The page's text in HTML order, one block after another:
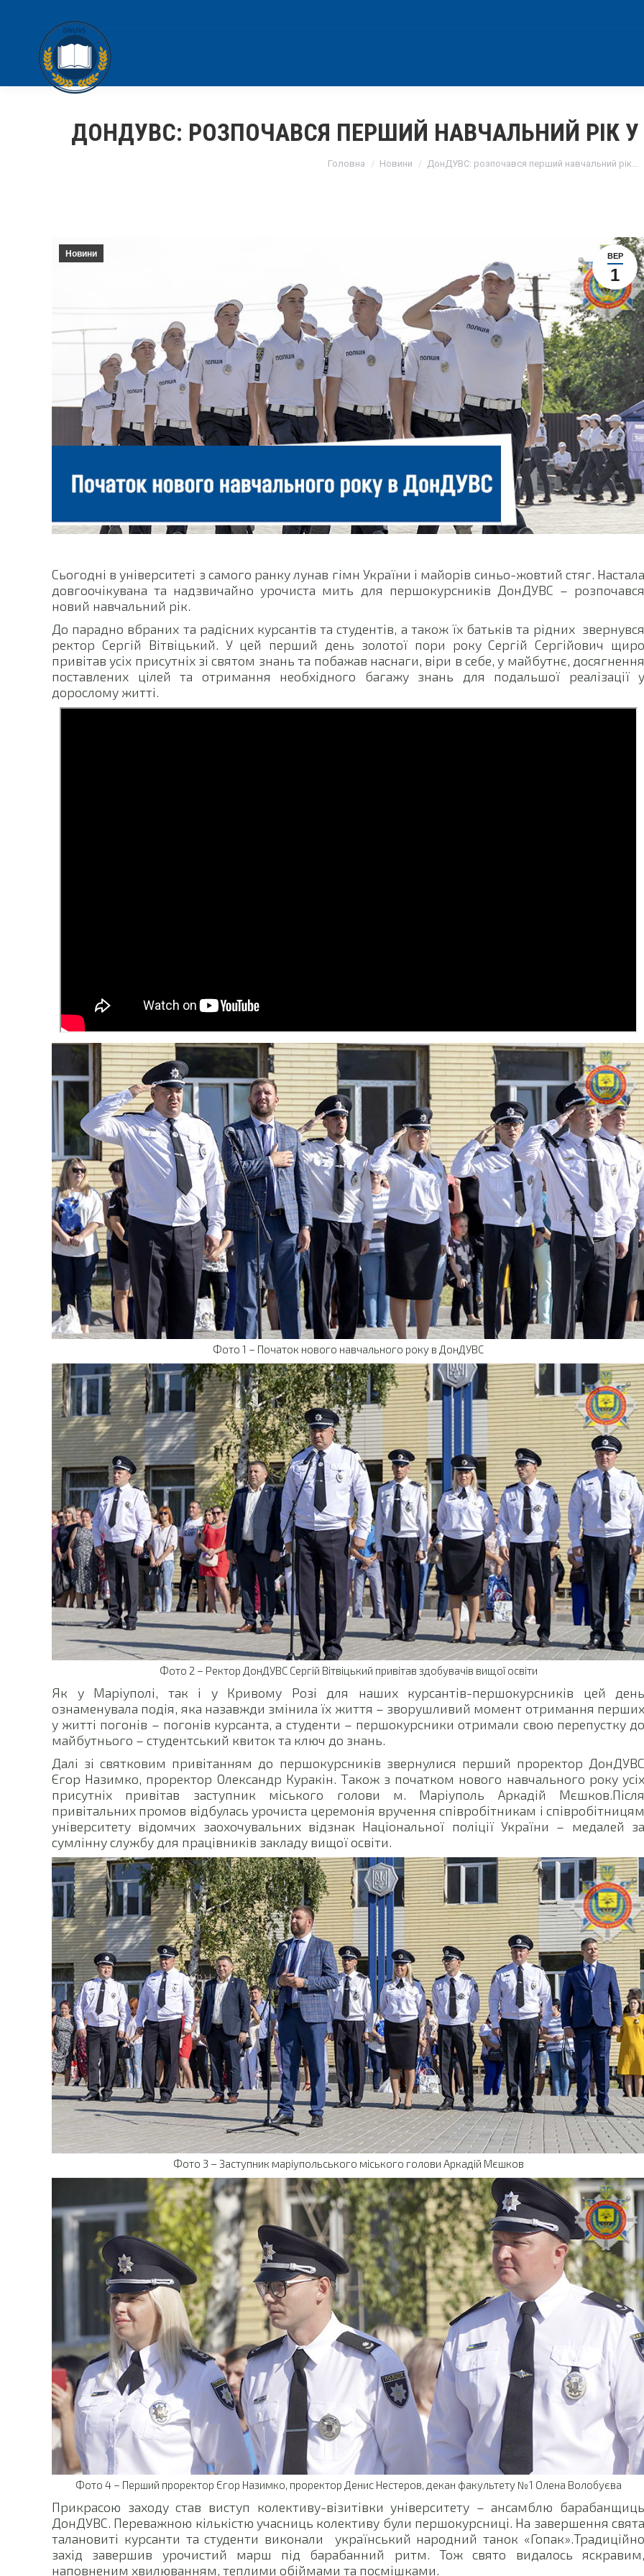
ДОНДУВС: РОЗПОЧАВСЯ ПЕРШИЙ НАВЧАЛЬНИЙ РІК У
Головна Новини ДонДУВС: розпочався перший навчальний рік…
ВЕР
1
Новини
Сьогодні в університеті з самого ранку лунав гімн України і майорів синьо-жовтий стяг. Настала
довгоочікувана та надзвичайно урочиста мить для першокурсників ДонДУВС – розпочався
новий навчальний рік.
До парадно вбраних та радісних курсантів та студентів, а також їх батьків та рідних звернувся
ректор Сергій Вітвіцький. У цей перший день золотої пори року Сергій Сергійович щиро
привітав усіх присутніх зі святом знань та побажав наснаги, віри в себе, у майбутнє, досягнення
поставлених цілей та отримання необхідного багажу знань для подальшої реалізації у
дорослому житті.
Фото 1 – Початок нового навчального року в ДонДУВС
Фото 2 – Ректор ДонДУВС Сергій Вітвіцький привітав здобувачів вищої освіти
Як у Маріуполі, так і у Кривому Розі для наших курсантів-першокурсників цей день
ознаменувала подія, яка назавжди змінила їх життя – зворушливий момент отримання перших
у житті погонів – погонів курсанта, а студенти – першокурсники отримали свою перепустку до
майбутнього – студентський квиток та ключ до знань.
Далі зі святковим привітанням до першокурсників звернулися перший проректор ДонДУВС
Єгор Назимко, проректор Олександр Куракін. Також з початком нового навчального року усіх
присутніх привітав заступник міського голови м. Маріуполь Аркадій Мєшков.Після
привітальних промов відбулась урочиста церемонія вручення співробітникам і співробітницям
університету відомчих заохочувальних відзнак Національної поліції України – медалей за
сумлінну службу для працівників закладу вищої освіти.
Фото 3 – Заступник маріупольського міського голови Аркадій Мєшков
Фото 4 – Перший проректор Єгор Назимко, проректор Денис Нестеров, декан факультету №1 Олена Волобуєва
Прикрасою заходу став виступ колективу-візитівки університету – ансамблю барабанщиць
ДонДУВС. Переважною кількістю учасниць колективу були першокурсниці. На завершення свята
талановиті курсанти та студенти виконали український народний танок «Гопак».Традиційно
захід завершив урочистий марш під барабанний ритм. Тож свято видалось яскравим,
наповненим хвилюванням, теплими обіймами та посмішками.